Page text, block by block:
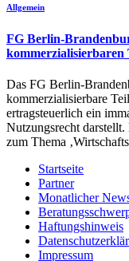
Allgemein
FG Berlin-
kommerzialisierbaren
Das FG Berlin-
kommerzialisierbare
ertragsteuerlich ein
Nutzungsrecht
zum Thema
Startseite
Partner
Monatlicher
Haftungshinweis
Impressum